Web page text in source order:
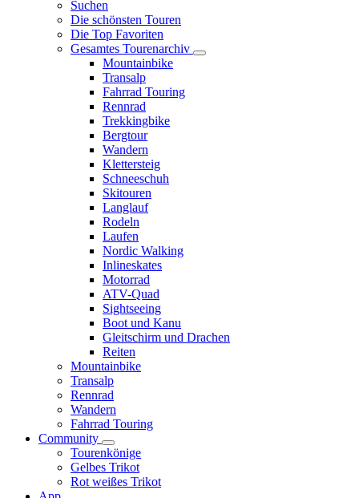
Suchen
Die schönsten Touren
Die Top Favoriten
Gesamtes Tourenarchiv
Mountainbike
Transalp
Fahrrad Touring
Rennrad
Trekkingbike
Bergtour
Wandern
Klettersteig
Schneeschuh
Skitouren
Langlauf
Rodeln
Laufen
Nordic Walking
Inlineskates
Motorrad
ATV-Quad
Sightseeing
Boot und Kanu
Gleitschirm und Drachen
Reiten
Mountainbike
Transalp
Rennrad
Wandern
Fahrrad Touring
Community
Tourenkönige
Gelbes Trikot
Rot weißes Trikot